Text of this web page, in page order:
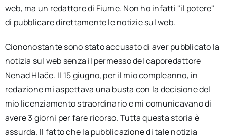
web, ma un redattore di Fiume. Non ho infatti "il potere"
di pubblicare direttamente le notizie sul web.
Ciononostante sono stato accusato di aver pubblicato la
notizia sul web senza il permesso del caporedattore
Nenad Hlače. Il 15 giugno, per il mio compleanno, in
redazione mi aspettava una busta con la decisione del
mio licenziamento straordinario e mi comunicavano di
avere 3 giorni per fare ricorso. Tutta questa storia è
assurda. Il fatto che la pubblicazione di tale notizia